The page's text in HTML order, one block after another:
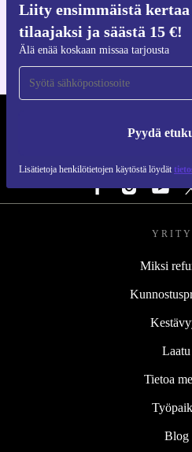
Liity ensimmäistä
tilaajaksi ja säästä 15 €!
Älä enää koskaan missaa tarjousta
Pyydä
Lisätietoja henkilötietojen käytöstä löydät
iOS:lle ja
Miksi
Laatu
Tietoa
Blog